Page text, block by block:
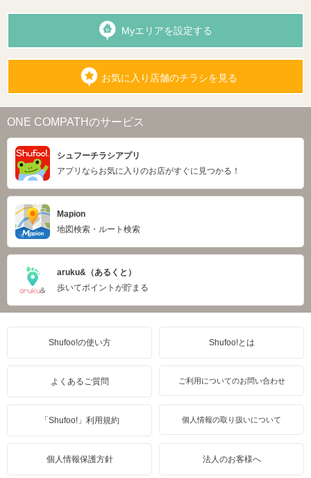
Myエリアを設定する
お気に入り店舗のチラシを見る
ONE COMPATHのサービス
シュフーチラシアプリ
アプリならお気に入りのお店がすぐに見つかる！
Mapion
地図検索・ルート検索
aruku&（あるくと）
歩いてポイントが貯まる
Shufoo!の使い方 Shufoo!とは
よくあるご質問 ご利用についてのお問い合わせ
「Shufoo!」利用規約 個人情報の取り扱いについて
個人情報保護方針 法人のお客様へ